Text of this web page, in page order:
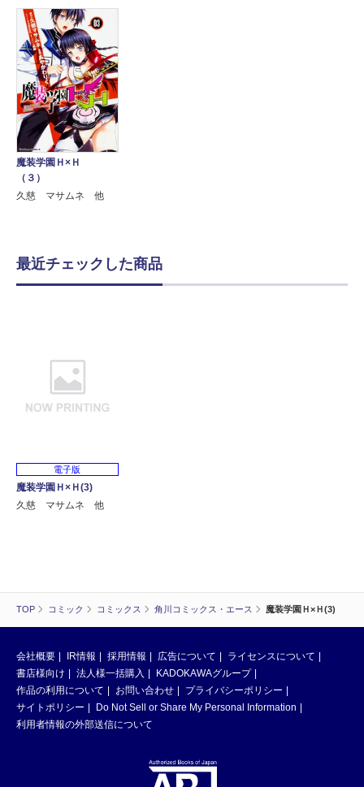
TOP コミック コミックス 角川コミックス・エース 魔装学園Ｈ×Ｈ(3)
魔装学園Ｈ×Ｈ
（３）
久慈 マサムネ 他
最近チェックした商品
電子版
魔装学園Ｈ×Ｈ(3)
久慈 マサムネ 他
会社概要 IR情報 採用情報 広告について
ライセンスについて
書店様向け
法人様一括購入
KADOKAWAグループ
作品の利用について
お問い合わせ
プライバシーポリシー
サイトポリシー
Do Not Sell or Share My Personal Information
利用者情報の外部送信について